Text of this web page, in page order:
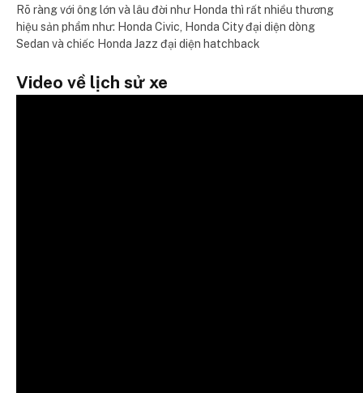
Rõ ràng với ông lớn và lâu đời như Honda thì rất nhiều thương
hiệu sản phẩm như: Honda Civic, Honda City đại diện dòng
Sedan và chiếc Honda Jazz đại diện hatchback
Video về lịch sử xe